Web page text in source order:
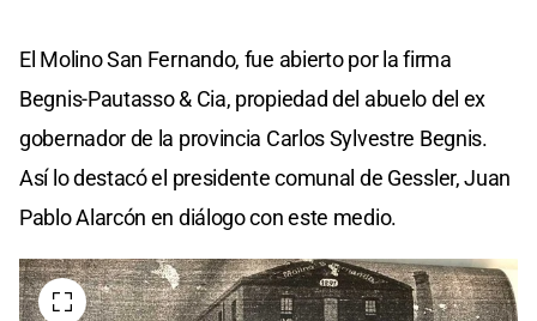
El Molino San Fernando, fue abierto por la firma
Begnis-Pautasso & Cia, propiedad del abuelo del ex
gobernador de la provincia Carlos Sylvestre Begnis.
Así lo destacó el presidente comunal de Gessler, Juan
Pablo Alarcón en diálogo con este medio.